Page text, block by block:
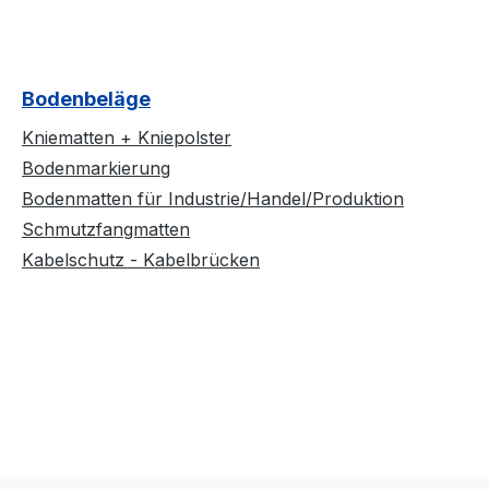
Bodenbeläge
Kniematten + Kniepolster
Bodenmarkierung
Bodenmatten für Industrie/Handel/Produktion
Schmutzfangmatten
Kabelschutz - Kabelbrücken